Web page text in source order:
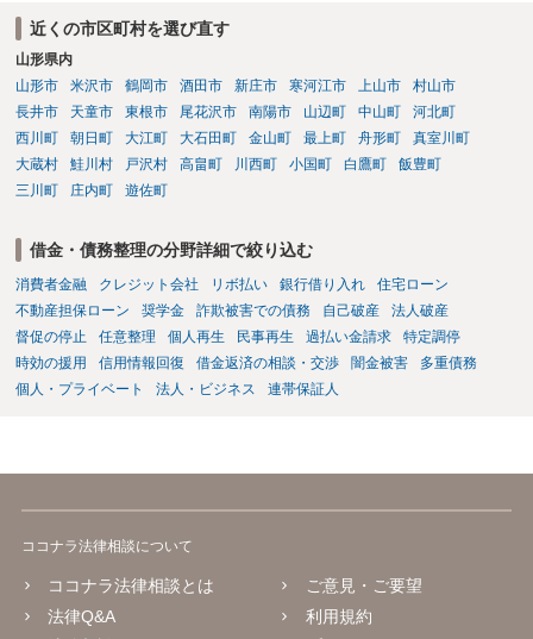
近くの市区町村を選び直す
山形県内
山形市
米沢市 鶴岡市 酒田市 新庄市 寒河江市 上山市
村山市
長井市
天童市 東根市 尾花沢市 南陽市 山辺町 中山町
河北町
西川町
朝日町 大江町 大石田町 金山町 最上町 舟形町
真室川町
大蔵村
鮭川村 戸沢村 高畠町 川西町 小国町 白鷹町
飯豊町
三川町
庄内町 遊佐町
借金・債務整理の分野詳細で絞り込む
消費者金融 クレジット会社 リボ払い 銀行借り入れ
住宅ローン
不動産担保ローン
奨学金 詐欺被害での債務 自己破産
法人破産
督促の停止
任意整理 個人再生 民事再生 過払い金請求
特定調停
時効の援用
信用情報回復 借金返済の相談・交渉 闇金被害
多重債務
個人・プライベート
法人・ビジネス 連帯保証人
ココナラ法律相談について
ココナラ法律相談とは
法律Q&A
ご意見・ご要望
利用規約